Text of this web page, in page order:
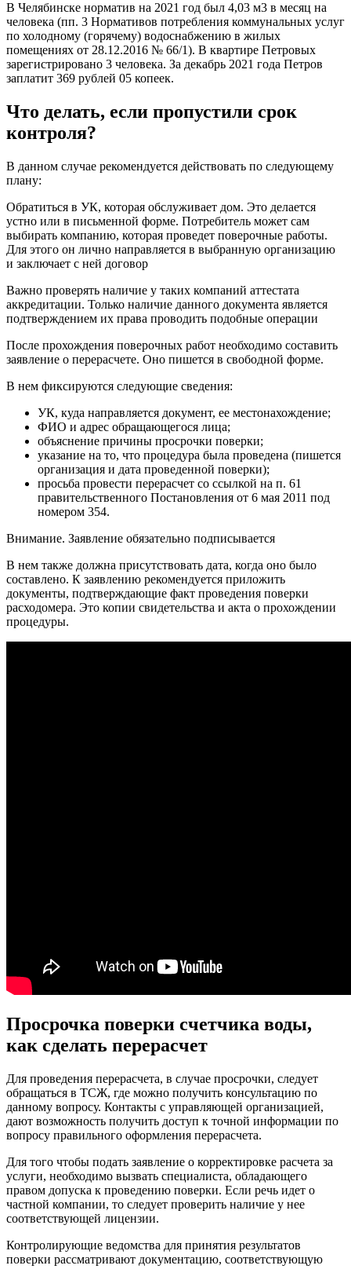
В Челябинске норматив на 2021 год был 4,03 м3 в месяц на
человека (пп. 3 Нормативов потребления коммунальных услуг
по холодному (горячему) водоснабжению в жилых
помещениях от 28.12.2016 № 66/1). В квартире Петровых
зарегистрировано 3 человека. За декабрь 2021 года Петров
заплатит 369 рублей 05 копеек.
Что делать, если пропустили срок
контроля?
В данном случае рекомендуется действовать по следующему
плану:
Обратиться в УК, которая обслуживает дом. Это делается
устно или в письменной форме. Потребитель может сам
выбирать компанию, которая проведет поверочные работы.
Для этого он лично направляется в выбранную организацию
и заключает с ней договор
Важно проверять наличие у таких компаний аттестата
аккредитации. Только наличие данного документа является
подтверждением их права проводить подобные операции
После прохождения поверочных работ необходимо составить
заявление о перерасчете. Оно пишется в свободной форме.
В нем фиксируются следующие сведения:
УК, куда направляется документ, ее местонахождение;
ФИО и адрес обращающегося лица;
объяснение причины просрочки поверки;
указание на то, что процедура была проведена (пишется
организация и дата проведенной поверки);
просьба провести перерасчет со ссылкой на п. 61
правительственного Постановления от 6 мая 2011 под
номером 354.
Внимание. Заявление обязательно подписывается
В нем также должна присутствовать дата, когда оно было
составлено. К заявлению рекомендуется приложить
документы, подтверждающие факт проведения поверки
расходомера. Это копии свидетельства и акта о прохождении
процедуры.
Просрочка поверки счетчика воды,
как сделать перерасчет
Для проведения перерасчета, в случае просрочки, следует
обращаться в ТСЖ, где можно получить консультацию по
данному вопросу. Контакты с управляющей организацией,
дают возможность получить доступ к точной информации по
вопросу правильного оформления перерасчета.
Для того чтобы подать заявление о корректировке расчета за
услуги, необходимо вызвать специалиста, обладающего
правом допуска к проведению поверки. Если речь идет о
частной компании, то следует проверить наличие у нее
соответствующей лицензии.
Контролирующие ведомства для принятия результатов
поверки рассматривают документацию, соответствующую